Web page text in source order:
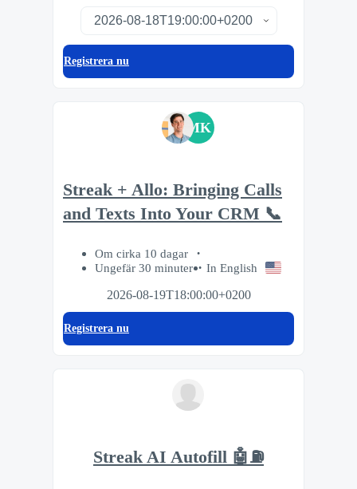
Registrera nu
MK
Streak + Allo: Bringing Calls
and Texts Into Your CRM 📞
Om cirka 10 dagar
Ungefär 30 minuter
In English
2026-08-19T18:00:00+0200
Registrera nu
Streak AI Autofill 🤖⛽️